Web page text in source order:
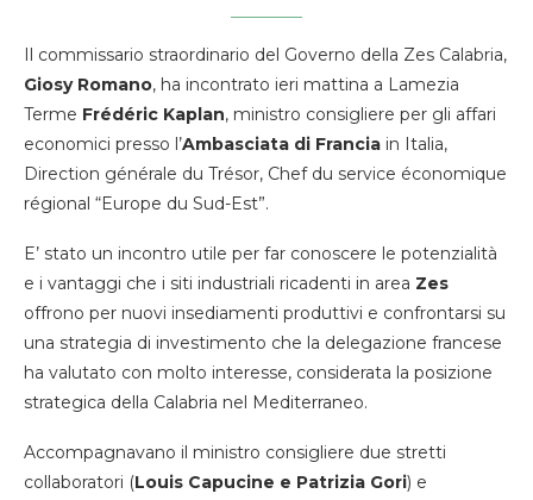
Il commissario straordinario del Governo della Zes Calabria,
Giosy Romano, ha incontrato ieri mattina a Lamezia
Terme Frédéric Kaplan, ministro consigliere per gli affari
economici presso l’Ambasciata di Francia in Italia,
Direction générale du Trésor, Chef du service économique
régional “Europe du Sud-Est”.
E’ stato un incontro utile per far conoscere le potenzialità
e i vantaggi che i siti industriali ricadenti in area Zes
offrono per nuovi insediamenti produttivi e confrontarsi su
una strategia di investimento che la delegazione francese
ha valutato con molto interesse, considerata la posizione
strategica della Calabria nel Mediterraneo.
Accompagnavano il ministro consigliere due stretti
collaboratori (Louis Capucine e Patrizia Gori) e